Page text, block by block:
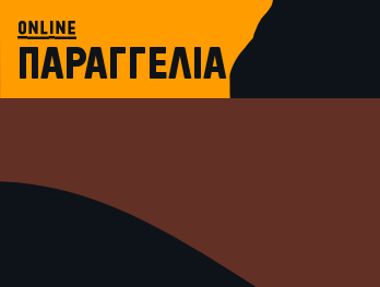
online
ΠΑΡΑΓΓΕΛΙΑ